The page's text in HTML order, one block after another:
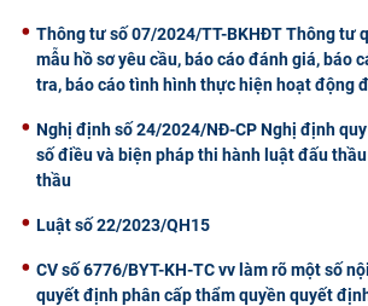
Thông tư số 07/2024/TT-BKHĐT Thông tư
mẫu hồ sơ yêu cầu, báo cáo đánh giá, báo
tra, báo cáo tình hình thực hiện hoạt động
Nghị định số 24/2024/NĐ-CP Nghị định
số điều và biện pháp thi hành luật đấu
thầu
Luật số 22/2023/QH15
CV số 6776/BYT-KH-TC vv làm rõ một số
quyết định phân cấp thẩm quyền quyết